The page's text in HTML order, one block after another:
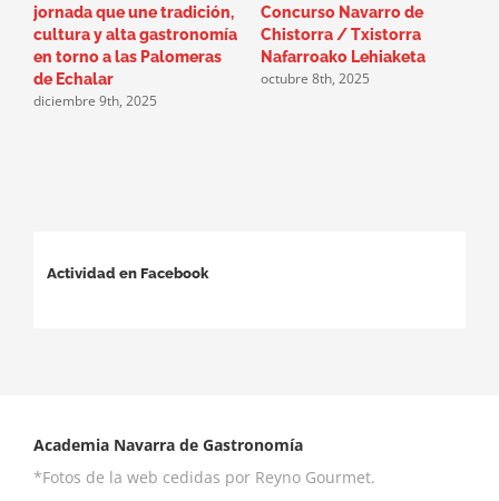
jornada que une tradición,
cultura y alta gastronomía
en torno a las Palomeras
de Echalar
diciembre 9th, 2025
Concurso Navarro de
Chistorra / Txistorra
Nafarroako Lehiaketa
octubre 8th, 2025
Actividad en Facebook
Academia Navarra de Gastronomía
*Fotos de la web cedidas por Reyno Gourmet.